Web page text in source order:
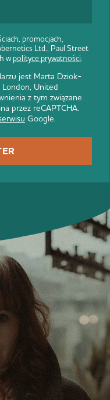
promocjach,
Ltd., Paul Street
wpolityce prywatności.
jest Marta Dziok-
United
z tym związane
przez reCAPTCHA.
Google.